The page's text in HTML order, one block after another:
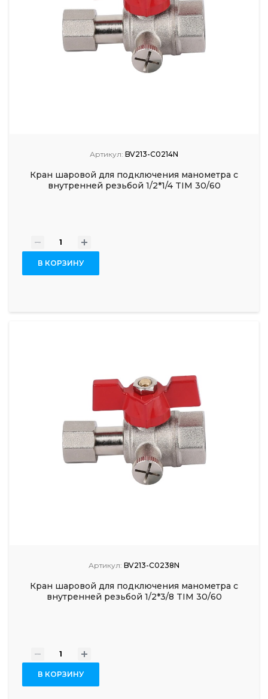
Артикул: BV213-C0214N
Кран шаровой для подключения манометра с
внутренней резьбой 1/2*1/4 TIM 30/60
- +
В КОРЗИНУ
Артикул: BV213-C0238N
Кран шаровой для подключения манометра с
внутренней резьбой 1/2*3/8 TIM 30/60
- +
В КОРЗИНУ